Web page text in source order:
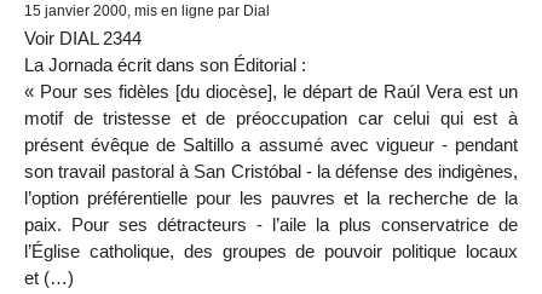
15 janvier 2000, mis en ligne par Dial
Voir DIAL 2344
La Jornada écrit dans son Éditorial :
« Pour ses fidèles [du diocèse], le départ de Raúl Vera est un
motif de tristesse et de préoccupation car celui qui est à
présent évêque de Saltillo a assumé avec vigueur - pendant
son travail pastoral à San Cristóbal - la défense des indigènes,
l’option préférentielle pour les pauvres et la recherche de la
paix. Pour ses détracteurs - l’aile la plus conservatrice de
l’Église catholique, des groupes de pouvoir politique locaux
et (…)